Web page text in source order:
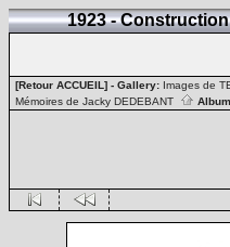
1923 -
[Retour ACCUEIL] - Gallery: Images de
Mémoires de Jacky DEDEBANT